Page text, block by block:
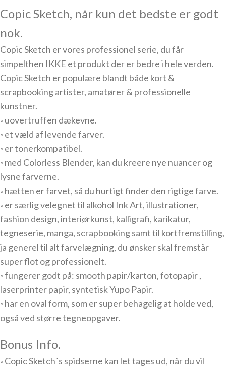
Copic Sketch, når kun det bedste er godt
nok.
Copic Sketch er vores professionel serie, du får
simpelthen IKKE et produkt der er bedre i hele verden.
Copic Sketch er populære blandt både kort &
scrapbooking artister, amatører & professionelle
kunstner.
◦ uovertruffen dækevne.
◦ et væld af levende farver.
◦ er tonerkompatibel.
◦ med Colorless Blender, kan du kreere nye nuancer og
lysne farverne.
◦ hætten er farvet, så du hurtigt finder den rigtige farve.
◦ er særlig velegnet til alkohol Ink Art, illustrationer,
fashion design, interiørkunst, kalligrafi, karikatur,
tegneserie, manga, scrapbooking samt til kortfremstilling,
ja generel til alt farvelægning, du ønsker skal fremstår
super flot og professionelt.
◦ fungerer godt på: smooth papir/karton, fotopapir ,
laserprinter papir, syntetisk Yupo Papir.
◦ har en oval form, som er super behagelig at holde ved,
også ved større tegneopgaver.
Bonus Info.
◦ Copic Sketch´s spidserne kan let tages ud, når du vil